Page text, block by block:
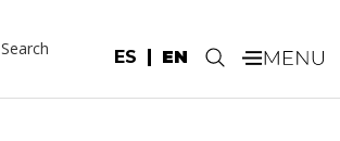
ES EN
Search .